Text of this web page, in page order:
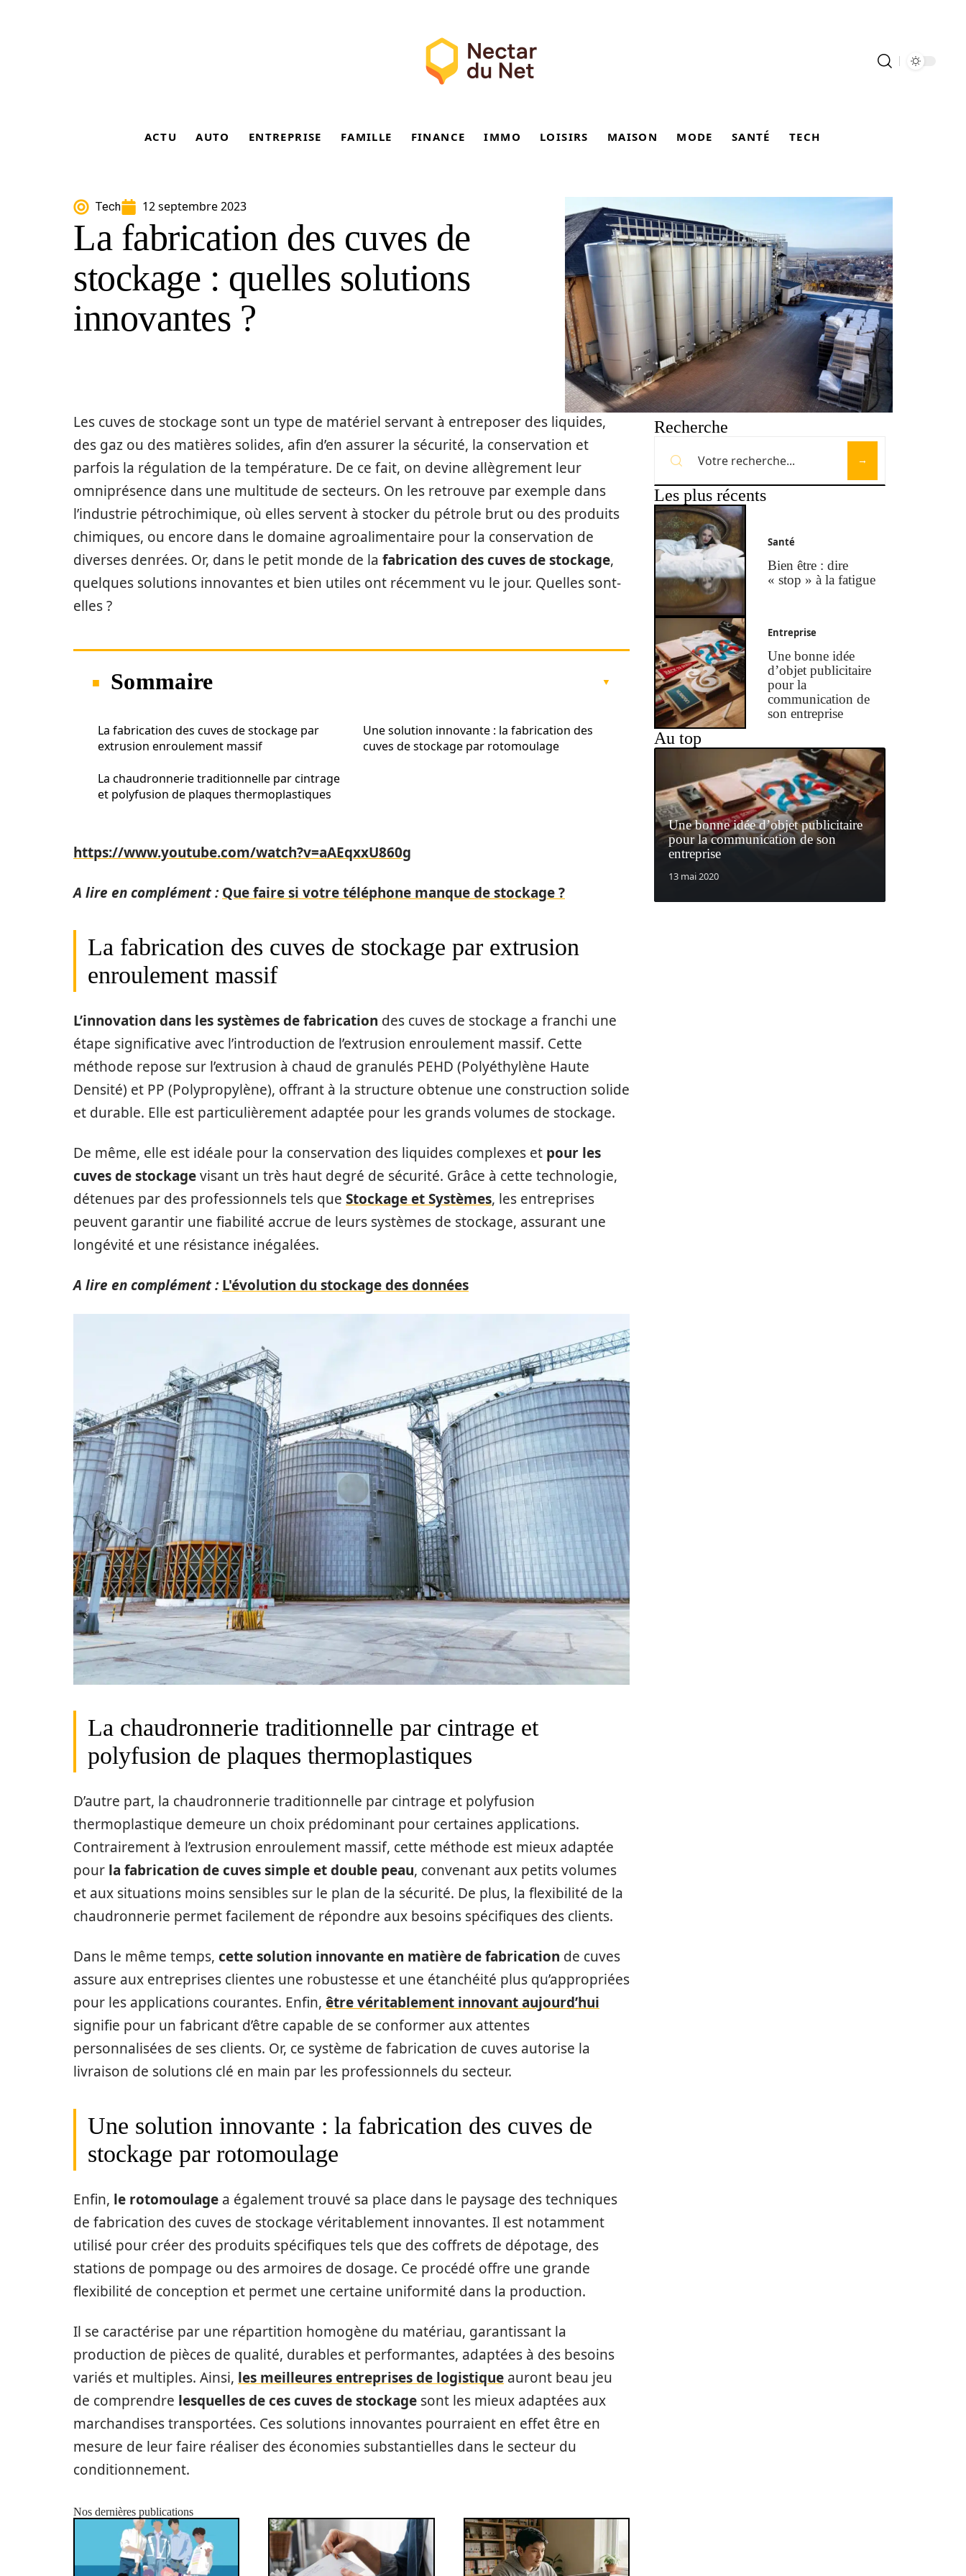
ACTU AUTO ENTREPRISE FAMILLE FINANCE IMMO LOISIRS MAISON MODE SANTÉ TECH
Tech 12 septembre 2023
La fabrication des cuves de
stockage : quelles solutions
innovantes ?
Les cuves de stockage sont un type de matériel servant à entreposer des liquides,
des gaz ou des matières solides, afin d’en assurer la sécurité, la conservation et
parfois la régulation de la température. De ce fait, on devine allègrement leur
omniprésence dans une multitude de secteurs. On les retrouve par exemple dans
l’industrie pétrochimique, où elles servent à stocker du pétrole brut ou des produits
chimiques, ou encore dans le domaine agroalimentaire pour la conservation de
diverses denrées. Or, dans le petit monde de la fabrication des cuves de stockage,
quelques solutions innovantes et bien utiles ont récemment vu le jour. Quelles sont-
elles ?
Sommaire
La fabrication des cuves de stockage par
extrusion enroulement massif
La chaudronnerie traditionnelle par cintrage
et polyfusion de plaques thermoplastiques
Une solution innovante : la fabrication des
cuves de stockage par rotomoulage
https://www.youtube.com/watch?v=aAEqxxU860g
A lire en complément : Que faire si votre téléphone manque de stockage ?
La fabrication des cuves de stockage par extrusion
enroulement massif
L’innovation dans les systèmes de fabrication des cuves de stockage a franchi une
étape significative avec l’introduction de l’extrusion enroulement massif. Cette
méthode repose sur l’extrusion à chaud de granulés PEHD (Polyéthylène Haute
Densité) et PP (Polypropylène), offrant à la structure obtenue une construction solide
et durable. Elle est particulièrement adaptée pour les grands volumes de stockage.
De même, elle est idéale pour la conservation des liquides complexes et pour les
cuves de stockagevisant un très haut degré de sécurité. Grâce à cette technologie,
détenues par des professionnels tels que Stockage et Systèmes, les entreprises
peuvent garantir une fiabilité accrue de leurs systèmes de stockage, assurant une
longévité et une résistance inégalées.
A lire en complément : L'évolution du stockage des données
La chaudronnerie traditionnelle par cintrage et
polyfusion de plaques thermoplastiques
D’autre part, la chaudronnerie traditionnelle par cintrage et polyfusion
thermoplastique demeure un choix prédominant pour certaines applications.
Contrairement à l’extrusion enroulement massif, cette méthode est mieux adaptée
pour la fabrication de cuves simple et double peau, convenant aux petits volumes
et aux situations moins sensibles sur le plan de la sécurité. De plus, la flexibilité de la
chaudronnerie permet facilement de répondre aux besoins spécifiques des clients.
Dans le même temps, cette solution innovante en matière de fabrication de cuves
assure aux entreprises clientes une robustesse et une étanchéité plus qu’appropriées
pour les applications courantes. Enfin, être véritablement innovant aujourd’hui
signifie pour un fabricant d’être capable de se conformer aux attentes
personnalisées de ses clients. Or, ce système de fabrication de cuves autorise la
livraison de solutions clé en main par les professionnels du secteur.
Une solution innovante : la fabrication des cuves de
stockage par rotomoulage
Enfin, le rotomoulage a également trouvé sa place dans le paysage des techniques
de fabrication des cuves de stockage véritablement innovantes. Il est notamment
utilisé pour créer des produits spécifiques tels que des coffrets de dépotage, des
stations de pompage ou des armoires de dosage. Ce procédé offre une grande
flexibilité de conception et permet une certaine uniformité dans la production.
Il se caractérise par une répartition homogène du matériau, garantissant la
production de pièces de qualité, durables et performantes, adaptées à des besoins
variés et multiples. Ainsi, les meilleures entreprises de logistique auront beau jeu
de comprendre lesquelles de ces cuves de stockage sont les mieux adaptées aux
marchandises transportées. Ces solutions innovantes pourraient en effet être en
mesure de leur faire réaliser des économies substantielles dans le secteur du
conditionnement.
Nos dernières publications
Recherche
Les plus récents
Santé
Bien être : dire
« stop » à la fatigue
Entreprise
Une bonne idée
d’objet publicitaire
pour la
communication de
son entreprise
Au top
Une bonne idée d’objet publicitaire
pour la communication de son
entreprise
13 mai 2020